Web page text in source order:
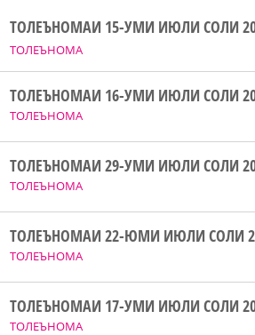
ТОЛЕЪНОМА
ТОЛЕЪНОМАИ 15-УМИ ИЮЛИ СОЛИ
ТОЛЕЪНОМА
ТОЛЕЪНОМАИ 16-УМИ ИЮЛИ СОЛИ
ТОЛЕЪНОМА
ТОЛЕЪНОМАИ 29-УМИ ИЮЛИ СОЛИ
ТОЛЕЪНОМА
ТОЛЕЪНОМАИ 22-ЮМИ ИЮЛИ СОЛИ
ТОЛЕЪНОМА
ТОЛЕЪНОМАИ 17-УМИ ИЮЛИ СОЛИ